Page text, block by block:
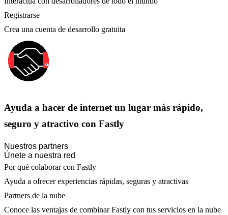
Registrarse
Crea una cuenta de desarrollo gratuita
Ayuda a hacer de internet un lugar más rápido,
seguro y atractivo con Fastly
Nuestros partners
Únete a nuestra red
Por qué colaborar con Fastly
Ayuda a ofrecer experiencias rápidas, seguras y atractivas
Partners de la nube
Conoce las ventajas de combinar Fastly con tus servicios en la nube